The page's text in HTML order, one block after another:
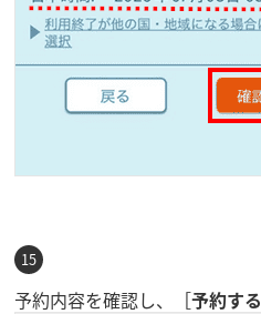
予約内容を確認し、［予約する